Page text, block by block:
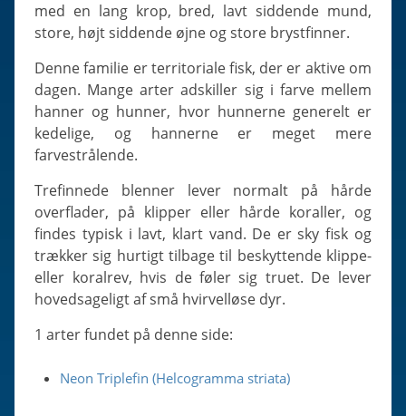
med en lang krop, bred, lavt siddende mund,
store, højt siddende øjne og store brystfinner.
Denne familie er territoriale fisk, der er aktive om
dagen. Mange arter adskiller sig i farve mellem
hanner og hunner, hvor hunnerne generelt er
kedelige, og hannerne er meget mere
farvestrålende.
Trefinnede blenner lever normalt på hårde
overflader, på klipper eller hårde koraller, og
findes typisk i lavt, klart vand. De er sky fisk og
trækker sig hurtigt tilbage til beskyttende klippe-
eller koralrev, hvis de føler sig truet. De lever
hovedsageligt af små hvirvelløse dyr.
1 arter fundet på denne side:
Neon Triplefin (Helcogramma striata)